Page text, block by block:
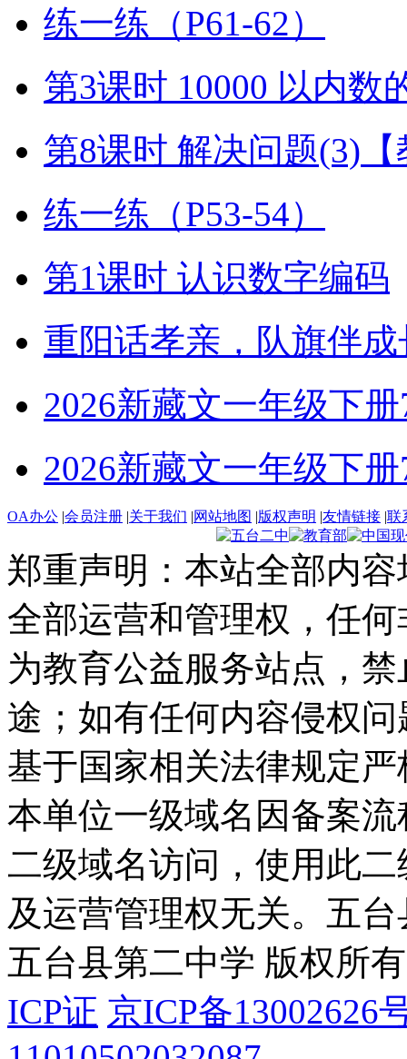
练一练（P61-62）
第3课时 10000 以内数
第8课时 解决问题(3)
练一练（P53-54）
第1课时 认识数字编码
重阳话孝亲，队旗伴成
2026新藏文一年级下册
2026新藏文一年级下册
OA办公 |会员注册 |关于我们 |网站地图 |版权声明 |友情链接 |联
郑重声明：本站全部内
全部运营和管理权，任
为教育公益服务站点，
途；如有任何内容侵权
基于国家相关法律规定
本单位一级域名因备案
二级域名访问，使用此
及运营管理权无关。 五
五台县第二中学 版权所有
ICP证 京ICP备13002626